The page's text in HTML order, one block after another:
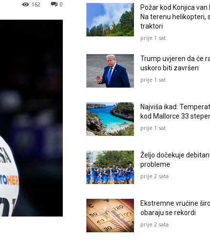
0
162
Požar kod Konjica van
Na terenu helikopteri,
traktori
prije 1 sat
Trump uvjeren da će
uskoro biti završen
prije 1 sat
Najviša ikad:
kod Mallorce 33
prije 1 sat
Željo dočekuje
probleme
prije 2 sata
Ekstremne vrućine
obaraju se rekordi
prije 2 sata